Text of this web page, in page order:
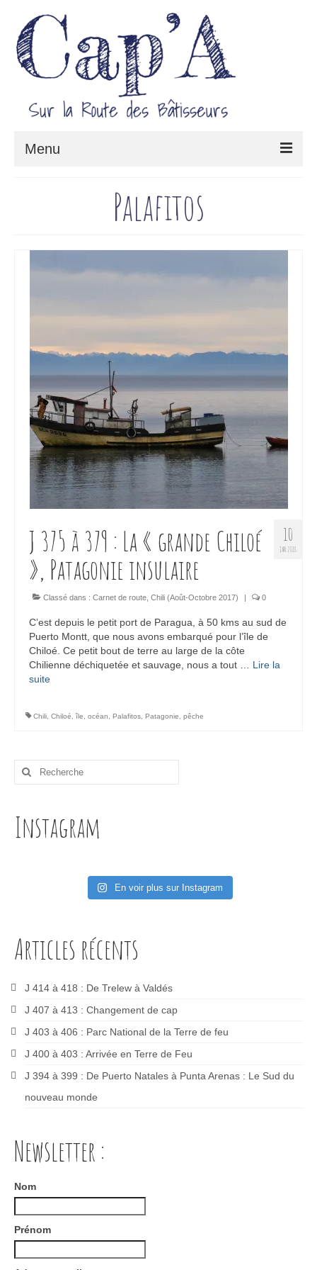
Menu
Architecture & Savoir-fairePalafitos
10
JAN 2018
J 375 à 379 : La « grande Chiloé
», Patagonie insulaire
Classé dans : Carnet de route Chili (Août-Octobre 2017) | 0
C’est depuis le petit port de Paragua, à 50 kms au sud de
Puerto Montt, que nous avons embarqué pour l’île de
Chiloé. Ce petit bout de terre au large de la côte
Chilienne déchiquetée et sauvage, nous a tout … Lire la
suite­­
Chili Chiloé île océan Palafitos Patagonie pêche
Rechercher
Instagram
En voir plus sur Instagram
Articles récents
J 414 à 418 : De Trelew à Valdés
J 407 à 413 : Changement de cap
J 403 à 406 : Parc National de la Terre de feu
J 400 à 403 : Arrivée en Terre de Feu
J 394 à 399 : De Puerto Natales à Punta Arenas : Le Sud du
nouveau monde
Newsletter :
Nom
Prénom